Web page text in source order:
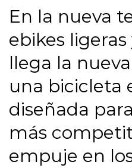
En la nueva
ebikes
llega la
una bicicleta
diseñada
más
empuje en